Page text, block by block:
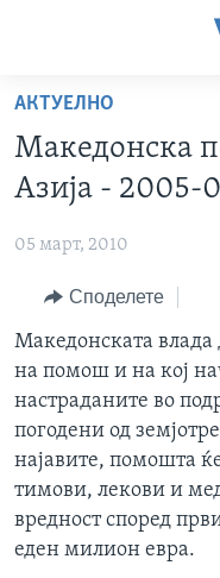
пристапност
Премини
на
главната
Премини
за
навигација
Пребарувај
РУБРИКИ
МАКЕДОНИЈА
СВЕТ
ЕКОНОМИЈА
ЗДРАВЈЕ
НАУКА
УМЕТНОСТ И ЗАБАВА
ИНТЕРВЈУА
ФОТОГАЛЕРИИ
ДОКУМЕНТАРЦИ
АРХИВИРАНА
NEWSFLASH -
ВЕСТИ ОД САД ВО
ИЗБОРИ ВО САД
ЗА НАС
Learning English
НАКУСО...
АКТУЕЛНО
Македонска
Азија - 2005-
05 март, 2010
Споделете
Македонската влада
на помош и на кој
настраданите во
погодени од
најавите, помошта
тимови, лекови и
вредност според
еден милион евра.